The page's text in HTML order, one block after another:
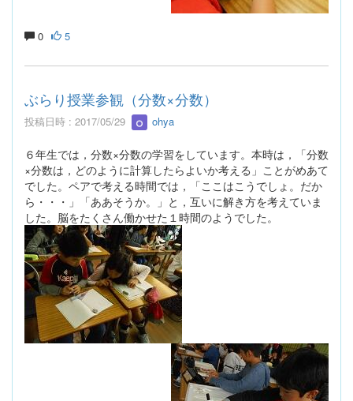
0 5
ぶらり授業参観（分数×分数）
投稿日時 : 2017/05/29 ohya
６年生では，分数×分数の学習をしています。本時は，「分数
×分数は，どのように計算したらよいか考える」ことがめあて
でした。ペアで考える時間では，「ここはこうでしょ。だか
ら・・・」「ああそうか。」と，互いに解き方を考えていま
した。脳をたくさん働かせた１時間のようでした。